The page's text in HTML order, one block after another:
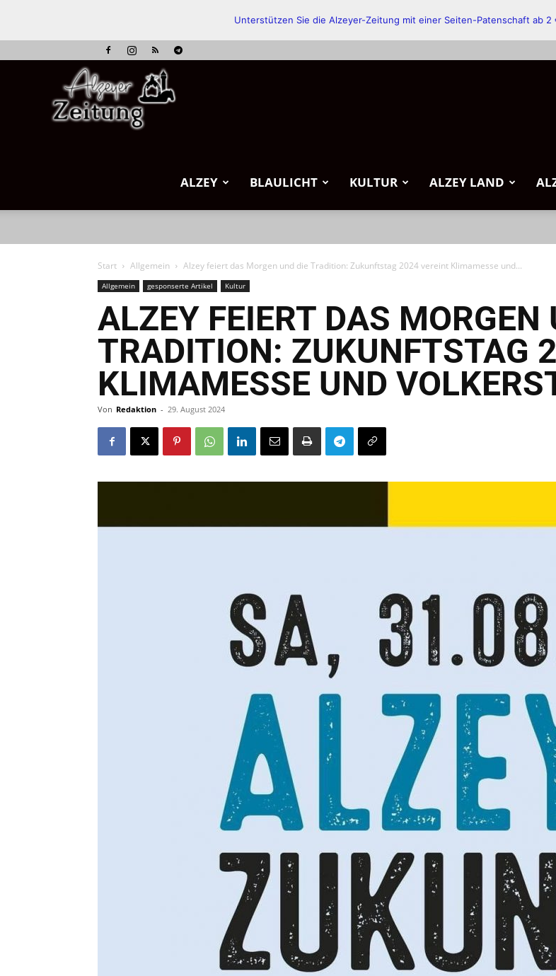
ALZEY BLAULICHT KULTUR ALZEY LAND
Start Allgemein Alzey feiert das Morgen und die Tradition: Zukunftstag 2024 vereint Klimamesse und...
Allgemein gesponserte Artikel Kultur
ALZEY FEIERT DAS MORGEN
TRADITION: ZUKUNFTSTAG
KLIMAMESSE UND
Von Redaktion - 29. August 2024
Unterstützen Sie die Alzeyer-Zeitung mit einer Seiten-Patenschaft ab 2